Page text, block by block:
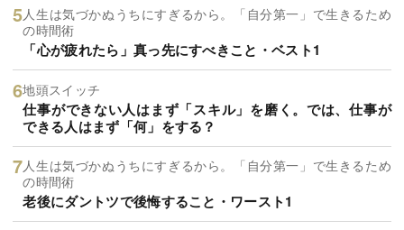
人生は気づかぬうちにすぎるから。「自分第一」で生きるため
の時間術
「心が疲れたら」真っ先にすべきこと・ベスト1
地頭スイッチ
仕事ができない人はまず「スキル」を磨く。では、仕事が
できる人はまず「何」をする？
人生は気づかぬうちにすぎるから。「自分第一」で生きるため
の時間術
老後にダントツで後悔すること・ワースト1